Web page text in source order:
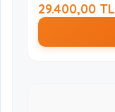
29.400,00 TL